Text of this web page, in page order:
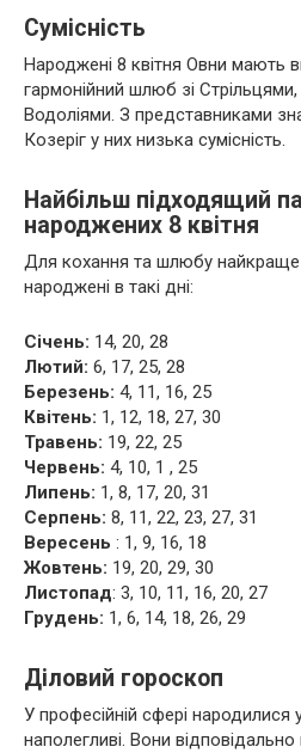
Сумісність
Народжені 8 квітня Овни мають
гармонійний шлюб зі
Водоліями. З представниками
Козеріг у них низька сумісність.
Найбільш підходящий
народжених 8 квітня
Для кохання та шлюбу
народжені в такі дні:
Січень: 14, 20, 28
Лютий: 6, 17, 25, 28
Березень: 4, 11, 16, 25
Квітень: 1, 12, 18, 27, 30
Травень: 19, 22, 25
Червень: 4, 10, 1 , 25
Липень: 1, 8, 17, 20, 31
Серпень: 8, 11, 22, 23, 27, 31
Вересень : 1, 9, 16, 18
Жовтень: 19, 20, 29, 30
Листопад: 3, 10, 11, 16, 20, 27
Грудень: 1, 6, 14, 18, 26, 29
Діловий гороскоп
У професійній сфері народилися
наполегливі. Вони